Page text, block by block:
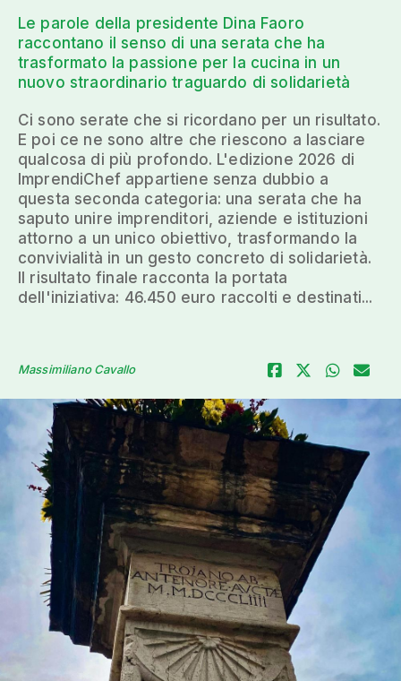
Le parole della presidente Dina Faoro
raccontano il senso di una serata che ha
trasformato la passione per la cucina in un
nuovo straordinario traguardo di solidarietà
Ci sono serate che si ricordano per un risultato.
E poi ce ne sono altre che riescono a lasciare
qualcosa di più profondo. L'edizione 2026 di
ImprendiChef appartiene senza dubbio a
questa seconda categoria: una serata che ha
saputo unire imprenditori, aziende e istituzioni
attorno a un unico obiettivo, trasformando la
convivialità in un gesto concreto di solidarietà.
Il risultato finale racconta la portata
dell'iniziativa: 46.450 euro raccolti e destinati...
Massimiliano Cavallo